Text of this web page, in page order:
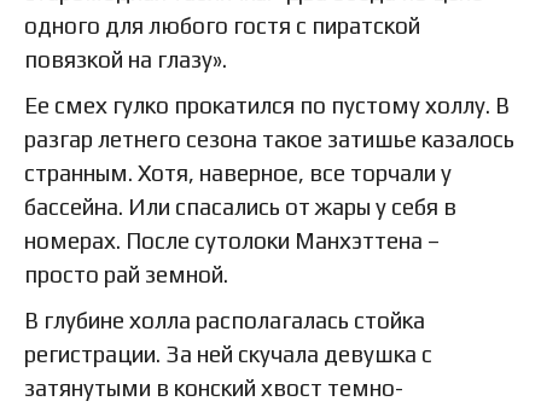
одного для любого гостя с пиратской
повязкой на глазу».
Ее смех гулко прокатился по пустому холлу. В
разгар летнего сезона такое затишье казалось
странным. Хотя, наверное, все торчали у
бассейна. Или спасались от жары у себя в
номерах. После сутолоки Манхэттена –
просто рай земной.
В глубине холла располагалась стойка
регистрации. За ней скучала девушка с
затянутыми в конский хвост темно-